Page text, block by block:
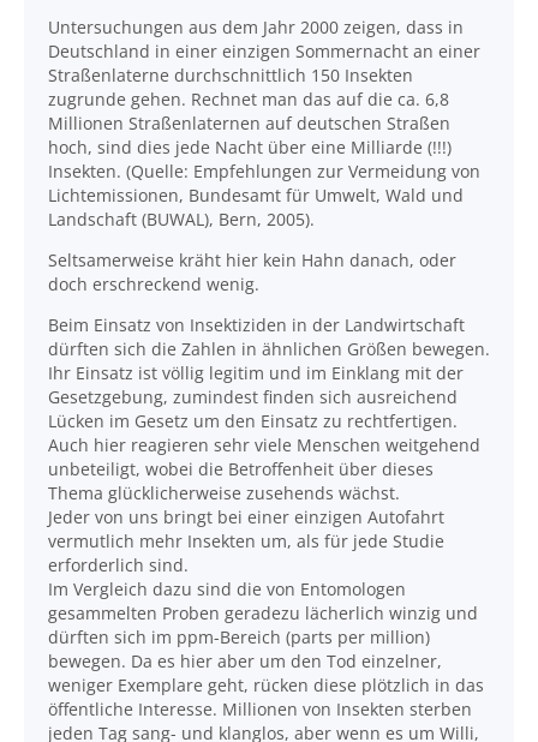
Untersuchungen aus dem Jahr 2000 zeigen, dass in
Deutschland in einer einzigen Sommernacht an einer
Straßenlaterne durchschnittlich 150 Insekten
zugrunde gehen. Rechnet man das auf die ca. 6,8
Millionen Straßenlaternen auf deutschen Straßen
hoch, sind dies jede Nacht über eine Milliarde (!!!)
Insekten. (Quelle: Empfehlungen zur Vermeidung von
Lichtemissionen, Bundesamt für Umwelt, Wald und
Landschaft (BUWAL), Bern, 2005).
Seltsamerweise kräht hier kein Hahn danach, oder
doch erschreckend wenig.
Beim Einsatz von Insektiziden in der Landwirtschaft
dürften sich die Zahlen in ähnlichen Größen bewegen.
Ihr Einsatz ist völlig legitim und im Einklang mit der
Gesetzgebung, zumindest finden sich ausreichend
Lücken im Gesetz um den Einsatz zu rechtfertigen.
Auch hier reagieren sehr viele Menschen weitgehend
unbeteiligt, wobei die Betroffenheit über dieses
Thema glücklicherweise zusehends wächst.
Jeder von uns bringt bei einer einzigen Autofahrt
vermutlich mehr Insekten um, als für jede Studie
erforderlich sind.
Im Vergleich dazu sind die von Entomologen
gesammelten Proben geradezu lächerlich winzig und
dürften sich im ppm-Bereich (parts per million)
bewegen. Da es hier aber um den Tod einzelner,
weniger Exemplare geht, rücken diese plötzlich in das
öffentliche Interesse. Millionen von Insekten sterben
jeden Tag sang- und klanglos, aber wenn es um Willi,